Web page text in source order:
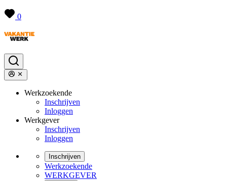
0
Werkzoekende
Inschrijven
Inloggen
Werkgever
Inschrijven
Inloggen
Inschrijven
Werkzoekende
WERKGEVER